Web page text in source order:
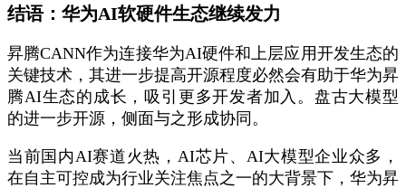
结语：华为AI软硬件生态继续发力
昇腾CANN作为连接华为AI硬件和上层应用开发生态的
关键技术，其进一步提高开源程度必然会有助于华为昇
腾AI生态的成长，吸引更多开发者加入。盘古大模型
的进一步开源，侧面与之形成协同。
当前国内AI赛道火热，AI芯片、AI大模型企业众多，
在自主可控成为行业关注焦点之一的大背景下，华为昇